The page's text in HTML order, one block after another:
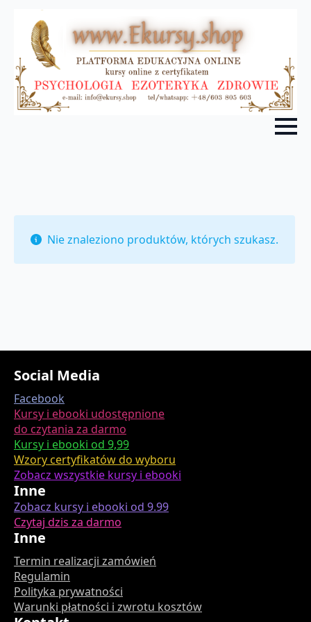
Nie znaleziono produktów, których szukasz.
Social Media
Facebook
Kursy i ebooki udostępnione
do czytania za darmo
Kursy i ebooki od 9,99
Wzory certyfikatów do wyboru
Zobacz wszystkie kursy i ebooki
Inne
Zobacz kursy i ebooki od 9.99
Czytaj dzis za darmo
Inne
Termin realizacji zamówień
Regulamin
Polityka prywatności
Warunki płatności i zwrotu kosztów